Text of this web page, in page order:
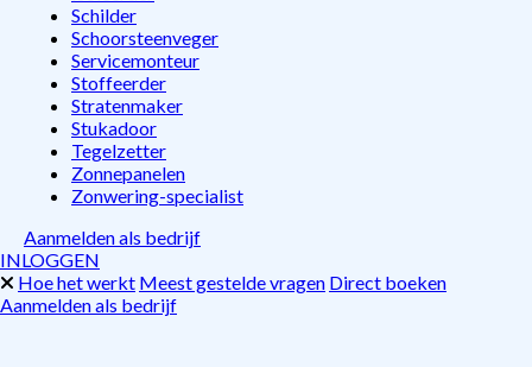
Schilder
Schoorsteenveger
Servicemonteur
Stoffeerder
Stratenmaker
Stukadoor
Tegelzetter
Zonnepanelen
Zonwering-specialist
Aanmelden als bedrijf
INLOGGEN
Hoe het werkt Meest gestelde vragen Direct boeken
Aanmelden als bedrijf